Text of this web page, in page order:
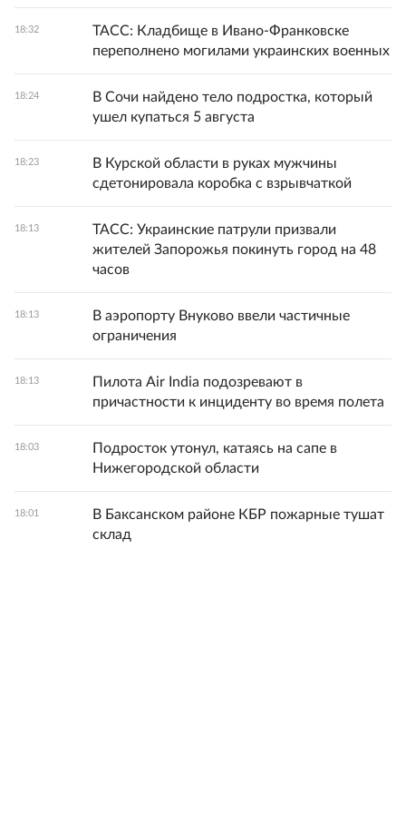
18:32
ТАСС: Кладбище в Ивано-Франковске
переполнено могилами украинских военных
18:24
В Сочи найдено тело подростка, который
ушел купаться 5 августа
18:23
В Курской области в руках мужчины
сдетонировала коробка с взрывчаткой
18:13
ТАСС: Украинские патрули призвали
жителей Запорожья покинуть город на 48
часов
18:13
В аэропорту Внуково ввели частичные
ограничения
18:13
Пилота Air India подозревают в
причастности к инциденту во время полета
18:03
Подросток утонул, катаясь на сапе в
Нижегородской области
18:01
В Баксанском районе КБР пожарные тушат
склад